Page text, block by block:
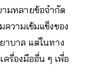
มทลายข้อจำกัด
ความเข้มแข็งของ
าบาล แต่ในทาง
รื่องมืออื่น ๆ เพื่อ